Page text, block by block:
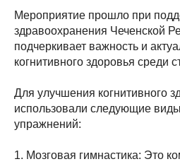
Мероприятие прошло при
здравоохранения Чеченской
подчеркивает важность и
когнитивного здоровья среди
Для улучшения когнитивного
использовали следующие
упражнений:
1. Мозговая гимнастика: Это